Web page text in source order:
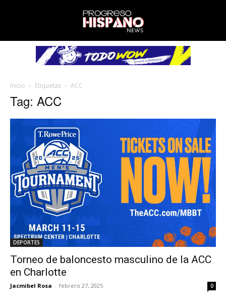
Inicio Etiquetas ACC
Tag: ACC
DEPORTES
Torneo de baloncesto masculino de la ACC
en Charlotte
Jacmibel Rosa - febrero 27, 2025 0